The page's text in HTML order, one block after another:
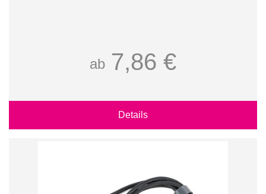
ab 7,86 €
Details